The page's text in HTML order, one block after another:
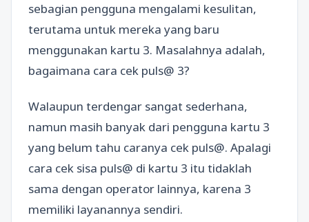
sebagian pengguna mengalami kesulitan,
terutama untuk mereka yang baru
menggunakan kartu 3. Masalahnya adalah,
bagaimana cara cek puls@ 3?
Walaupun terdengar sangat sederhana,
namun masih banyak dari pengguna kartu 3
yang belum tahu caranya cek puls@. Apalagi
cara cek sisa puls@ di kartu 3 itu tidaklah
sama dengan operator lainnya, karena 3
memiliki layanannya sendiri.